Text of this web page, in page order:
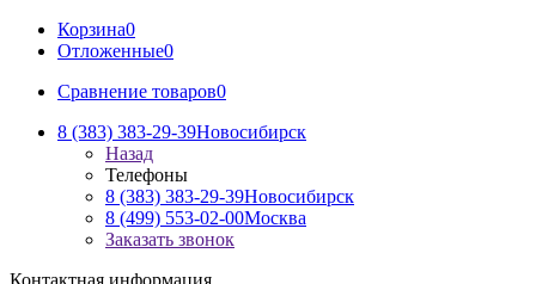
Корзина0
Отложенные0
Сравнение товаров0
8 (383) 383-29-39Новосибирск
Назад
Телефоны
8 (383) 383-29-39Новосибирск
8 (499) 553-02-00Москва
Заказать звонок
Контактная информация